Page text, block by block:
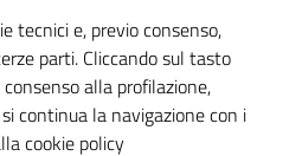
tecnici e, previo consenso,
parti. Cliccando sul tasto
alla profilazione,
continua la navigazione con i
cookie policy